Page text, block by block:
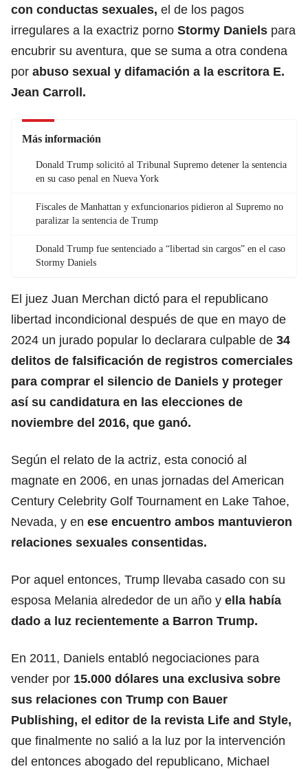
con conductas sexuales, el de los pagos
irregulares a la exactriz porno Stormy Daniels para
encubrir su aventura, que se suma a otra condena
por abuso sexual y difamación a la escritora E.
Jean Carroll.
Más información
Donald Trump solicitó al Tribunal Supremo detener la sentencia
en su caso penal en Nueva York
Fiscales de Manhattan y exfuncionarios pidieron al Supremo no
paralizar la sentencia de Trump
Donald Trump fue sentenciado a “libertad sin cargos” en el caso
Stormy Daniels
El juez Juan Merchan dictó para el republicano
libertad incondicional después de que en mayo de
2024 un jurado popular lo declarara culpable de 34
delitos de falsificación de registros comerciales
para comprar el silencio de Daniels y proteger
así su candidatura en las elecciones de
noviembre del 2016, que ganó.
Según el relato de la actriz, esta conoció al
magnate en 2006, en unas jornadas del American
Century Celebrity Golf Tournament en Lake Tahoe,
Nevada, y en ese encuentro ambos mantuvieron
relaciones sexuales consentidas.
Por aquel entonces, Trump llevaba casado con su
esposa Melania alrededor de un año y ella había
dado a luz recientemente a Barron Trump.
En 2011, Daniels entabló negociaciones para
vender por 15.000 dólares una exclusiva sobre
sus relaciones con Trump con Bauer
Publishing, el editor de la revista Life and Style,
que finalmente no salió a la luz por la intervención
del entonces abogado del republicano, Michael